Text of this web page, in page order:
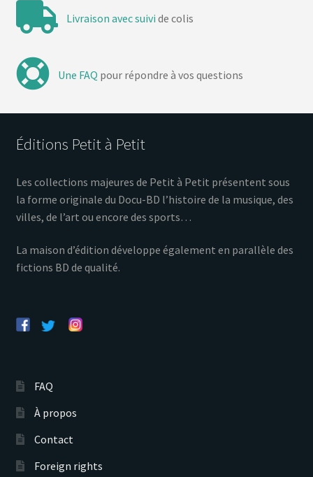
Livraison avec suivi de colis
Une FAQ pour répondre à vos questions
Éditions Petit à Petit
Les collections majeures de Petit à Petit présentent sous
la forme originale du Docu-BD l’histoire de la musique, des
villes, de l’art ou encore des sports…
La maison d’édition développe également en parallèle des
fictions BD de qualité.
FAQ
À propos
Contact
Foreign rights